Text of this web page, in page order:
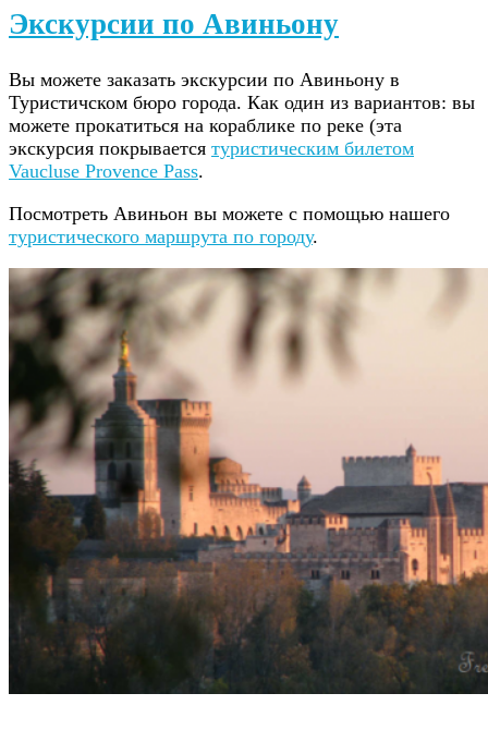
Экскурсии по Авиньону
Вы можете заказать экскурсии по Авиньону в
Туристичском бюро города. Как один из вариантов: вы
можете прокатиться на кораблике по реке (эта
экскурсия покрывается туристическим билетом
Vaucluse Provence Pass.
Посмотреть Авиньон вы можете с помощью нашего
туристического маршрута по городу.